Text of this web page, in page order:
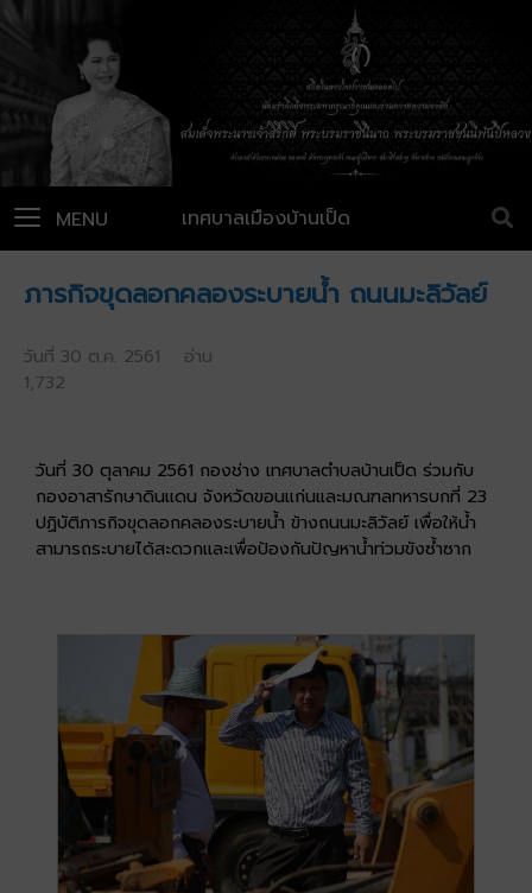
เทศบาลเมืองบ้านเป็ด
MENU
ภารกิจขุดลอกคลองระบายน้ำ ถนนมะลิวัลย์
วันที่ 30 ต.ค. 2561 อ่าน
1,732
วันที่ 30 ตุลาคม 2561 กองช่าง เทศบาลตำบลบ้านเป็ด ร่วมกับ
กองอาสารักษาดินแดน จังหวัดขอนแก่นและมณฑลทหารบกที่ 23
ปฏิบัติภารกิจขุดลอกคลองระบายน้ำ ข้างถนนมะลิวัลย์ เพื่อให้น้ำ
สามารถระบายได้สะดวกและเพื่อป้องกันปัญหาน้ำท่วมขังซ้ำซาก